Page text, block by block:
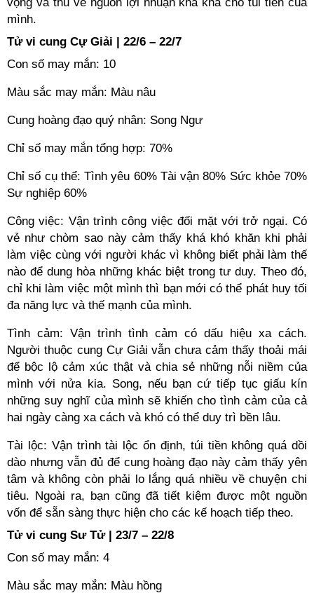
mình.
Tử vi cung Cự Giải | 22/6 – 22/7
Con số may mắn: 10
Màu sắc may mắn: Màu nâu
Cung hoàng đạo quý nhân: Song Ngư
Chỉ số may mắn tổng hợp: 70%
Chỉ số cụ thể: Tình yêu 60% Tài vận 80% Sức khỏe 70%
Sự nghiệp 60%
Công việc: Vận trình công việc đối mặt với trở ngại. Có
vẻ như chòm sao này cảm thấy khá khó khăn khi phải
làm việc cùng với người khác vì không biết phải làm thế
nào để dung hòa những khác biệt trong tư duy. Theo đó,
chỉ khi làm việc một mình thì bạn mới có thể phát huy tối
đa năng lực và thế mạnh của mình.
Tình cảm: Vận trình tình cảm có dấu hiệu xa cách.
Người thuộc cung Cự Giải vẫn chưa cảm thấy thoải mái
để bộc lộ cảm xúc thật và chia sẻ những nỗi niềm của
mình với nửa kia. Song, nếu bạn cứ tiếp tục giấu kín
những suy nghĩ của mình sẽ khiến cho tình cảm của cả
hai ngày càng xa cách và khó có thể duy trì bền lâu.
Tài lộc: Vận trình tài lộc ổn định, túi tiền không quá dồi
dào nhưng vẫn đủ để cung hoàng đạo này cảm thấy yên
tâm và không còn phải lo lắng quá nhiều về chuyện chi
tiêu. Ngoài ra, bạn cũng đã tiết kiệm được một nguồn
vốn để sẵn sàng thực hiện cho các kế hoạch tiếp theo.
Tử vi cung Sư Tử | 23/7 – 22/8
Con số may mắn: 4
Màu sắc may mắn: Màu hồng